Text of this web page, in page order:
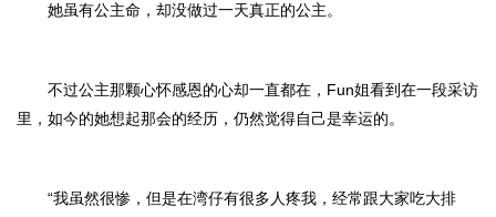
她虽有公主命，却没做过一天真正的公主。
不过公主那颗心怀感恩的心却一直都在，Fun姐看到在一段采访
里，如今的她想起那会的经历，仍然觉得自己是幸运的。
“我虽然很惨，但是在湾仔有很多人疼我，经常跟大家吃大排